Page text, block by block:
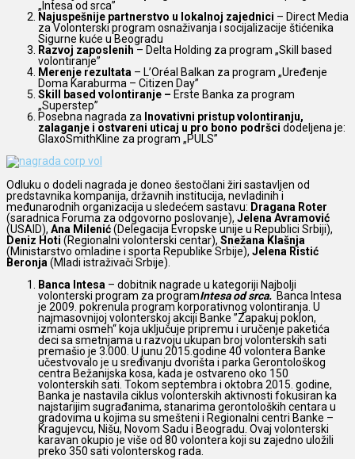
„Intesa od srca”
Najuspešnije partnerstvo u lokalnoj zajednici – Direct Media
za Volonterski program osnaživanja i socijalizacije štićenika
Sigurne kuće u Beogradu
Razvoj zaposlenih – Delta Holding za program „Skill based
volontiranje”
Merenje rezultata – L’Oréal Balkan za program „Uređenje
Doma Karaburma – Citizen Day”
Skill based volontiranje – Erste Banka za program
„Superstep”
Posebna nagrada za Inovativni pristup volontiranju,
zalaganje i ostvareni uticaj u pro bono podršci dodeljena je:
GlaxoSmithKline za program „PULS”
Odluku o dodeli nagrada je doneo šestočlani žiri sastavljen od
predstavnika kompanija, državnih institucija, nevladinih i
međunarodnih organizacija u sledećem sastavu: Dragana Roter
(saradnica Foruma za odgovorno poslovanje), Jelena Avramović
(USAID), Ana Milenić(Delegacija Evropske unije u Republici Srbiji),
Deniz Hoti (Regionalni volonterski centar), Snežana Klašnja
(Ministarstvo omladine i sporta Republike Srbije), Jelena Ristić
Beronja (Mladi istraživači Srbije).
Banca Intesa – dobitnik nagrade u kategoriji Najbolji
volonterski program za programIntesa od srca. Banca Intesa
je 2009. pokrenula program korporativnog volontiranja. U
najmasovnijoj volonterskoj akciji Banke ”Zapakuj poklon,
izmami osmeh“ koja uključuje pripremu i uručenje paketića
deci sa smetnjama u razvoju ukupan broj volonterskih sati
premašio je 3.000. U junu 2015.godine 40 volontera Banke
učestvovalo je u sređivanju dvorišta i parka Gerontološkog
centra Bežanijska kosa, kada je ostvareno oko 150
volonterskih sati. Tokom septembra i oktobra 2015. godine,
Banka je nastavila ciklus volonterskih aktivnosti fokusiran ka
najstarijim sugrađanima, stanarima gerontoloških centara u
gradovima u kojima su smešteni i Regionalni centri Banke –
Kragujevcu, Nišu, Novom Sadu i Beogradu. Ovaj volonterski
karavan okupio je više od 80 volontera koji su zajedno uložili
preko 350 sati volonterskog rada.